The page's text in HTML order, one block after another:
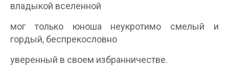
владыкой вселенной
мог только юноша неукротимо смелый и
гордый, беспрекословно
уверенный в своем избранничестве.